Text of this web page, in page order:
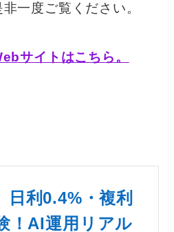
一度ご覧ください。
サイトはこちら。
日利0.4%・複利
！AI運用リアル